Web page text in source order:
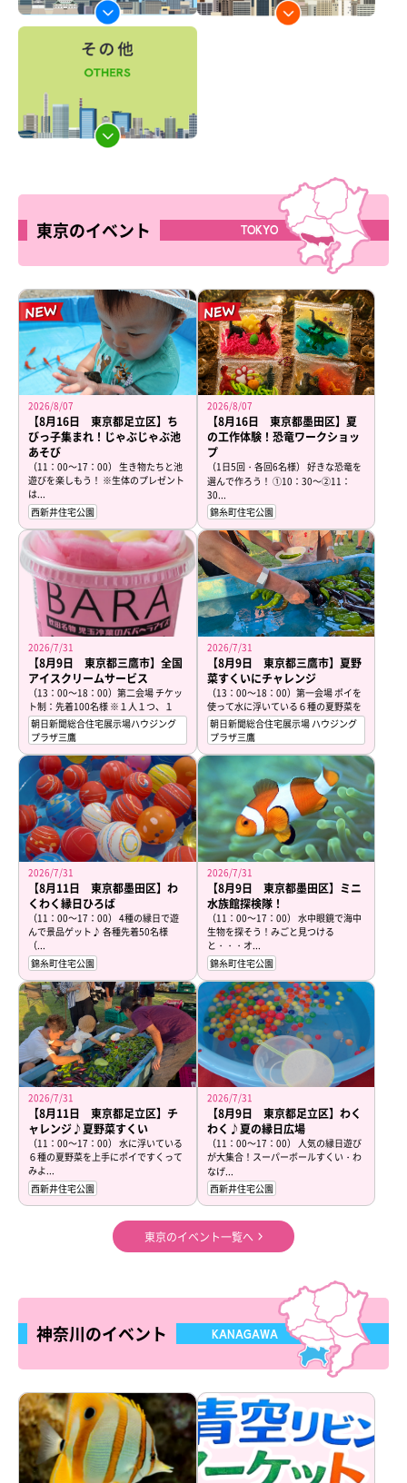
東京のイベント TOKYO
2026/8/07
【8月16日 東京都足立区】ち
びっ子集まれ！じゃぶじゃぶ池
あそび
（11：00～17：00） 生き物たちと池
遊びを楽しもう！ ※生体のプレゼント
は...
西新井住宅公園
2026/8/07
【8月16日 東京都墨田区】夏
の工作体験！恐竜ワークショッ
プ
（1日5回・各回6名様） 好きな恐竜を
選んで作ろう！ ①10：30～②11：
30...
錦糸町住宅公園
2026/7/31
【8月9日 東京都三鷹市】全国
アイスクリームサービス
（13：00～18：00）第二会場 チケッ
ト制：先着100名様 ※１人１つ、１
家...
朝日新聞総合住宅展示場ハウジング
プラザ三鷹
2026/7/31
【8月9日 東京都三鷹市】夏野
菜すくいにチャレンジ
（13：00～18：00）第一会場 ポイを
使って水に浮いている６種の夏野菜を
上手...
朝日新聞総合住宅展示場 ハウジング
プラザ三鷹
2026/7/31
【8月11日 東京都墨田区】わ
くわく縁日ひろば
（11：00～17：00） 4種の縁日で遊
んで景品ゲット♪ 各種先着50名様
（...
錦糸町住宅公園
2026/7/31
【8月9日 東京都墨田区】ミニ
水族館探検隊！
（11：00～17：00） 水中眼鏡で海中
生物を探そう！みごと見つける
と・・・オ...
錦糸町住宅公園
2026/7/31
【8月11日 東京都足立区】チ
ャレンジ♪夏野菜すくい
（11：00～17：00） 水に浮いている
６種の夏野菜を上手にポイですくって
みよ...
西新井住宅公園
2026/7/31
【8月9日 東京都足立区】わく
わく♪夏の縁日広場
（11：00～17：00） 人気の縁日遊び
が大集合！スーパーボールすくい・わ
なげ...
西新井住宅公園
東京のイベント一覧へ
神奈川のイベント KANAGAWA